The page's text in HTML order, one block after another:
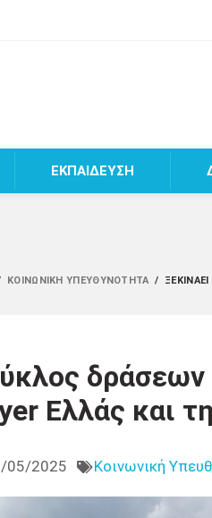
ΕΚΠΑΙΔΕΥΣΗ
ΚΟΙΝΩΝΙΚΉ ΥΠΕΥΘΥΝΌΤΗΤΑ /
Ελλάς και
05/2025 Κοινωνική